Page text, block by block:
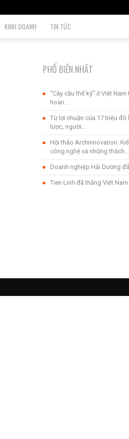
KINH DOANH TIN TỨC
PHỔ BIẾN NHẤT
“Cây cầu thế kỷ” ở Việt
hoàn...
Từ lợi nhuận của 17 triệu
lược, người...
Hội thảo Archinnovation:
công nghệ và những thách...
Doanh nghiệp Hải Dương
Tien Linh đã thắng Việt